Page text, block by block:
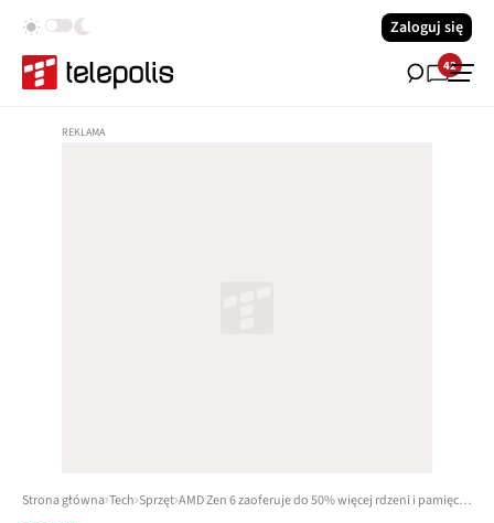
Zaloguj się
42
Strona główna Tech Sprzęt AMD Zen 6 zaoferuje do 50% więcej rdzeni i pamięci podręcznej